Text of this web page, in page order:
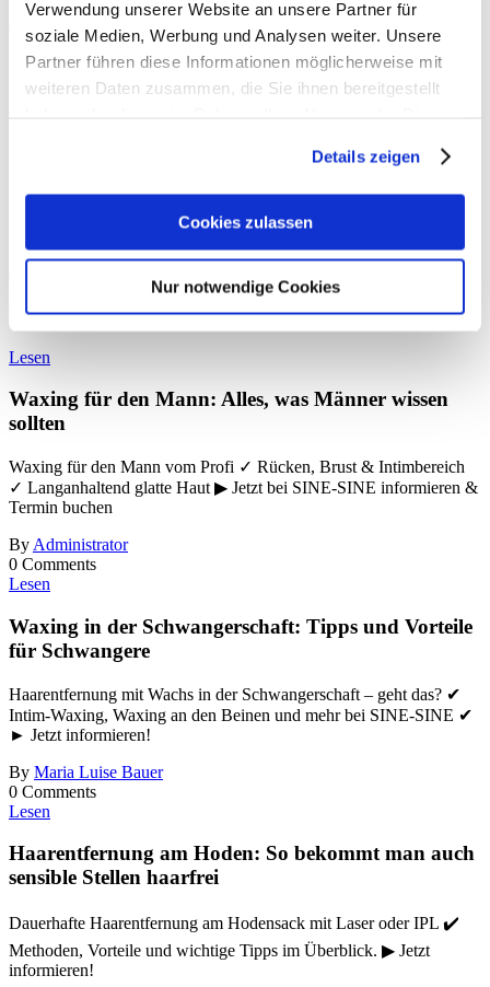
Verwendung unserer Website an unsere Partner für
soziale Medien, Werbung und Analysen weiter. Unsere
Partner führen diese Informationen möglicherweise mit
weiteren Daten zusammen, die Sie ihnen bereitgestellt
Details zeigen
Cookies zulassen
Nur notwendige Cookies
also an, diese Methode alle vier Wochen zu wiederholen.
Die häufigsten Fragen rund um das ThemaHaarentfernunghaben
wir in unserenFAQsfür euch beantwortet.
Neuste Artikel
Lesen
Waxing für den Mann: Alles, was Männer wissen
sollten
Waxing für den Mann vom Profi ✓ Rücken, Brust & Intimbereich
✓ Langanhaltend glatte Haut ▶ Jetzt bei SINE-SINE informieren &
Termin buchen
By Administrator
0 Comments
Lesen
Waxing in der Schwangerschaft: Tipps und Vorteile
für Schwangere
Haarentfernung mit Wachs in der Schwangerschaft – geht das? ✔
Intim-Waxing, Waxing an den Beinen und mehr bei SINE-SINE ✔
► Jetzt informieren!
By Maria Luise Bauer
0 Comments
Lesen
Haarentfernung am Hoden: So bekommt man auch
sensible Stellen haarfrei
Dauerhafte Haarentfernung am Hodensack mit Laser oder IPL ✔️
Methoden, Vorteile und wichtige Tipps im Überblick. ▶ Jetzt
informieren!